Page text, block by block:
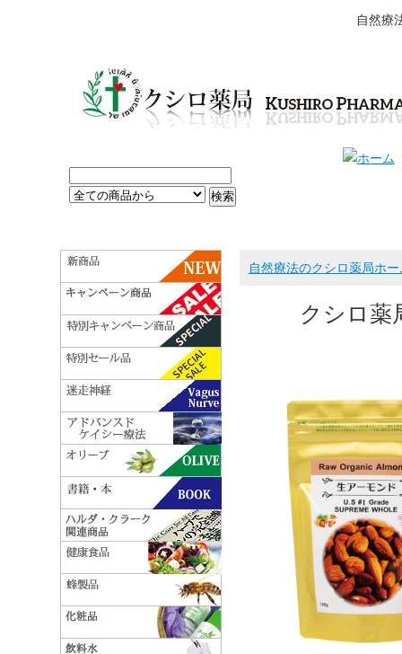
自然療
自然療法のクシロ薬局ホー
クシロ